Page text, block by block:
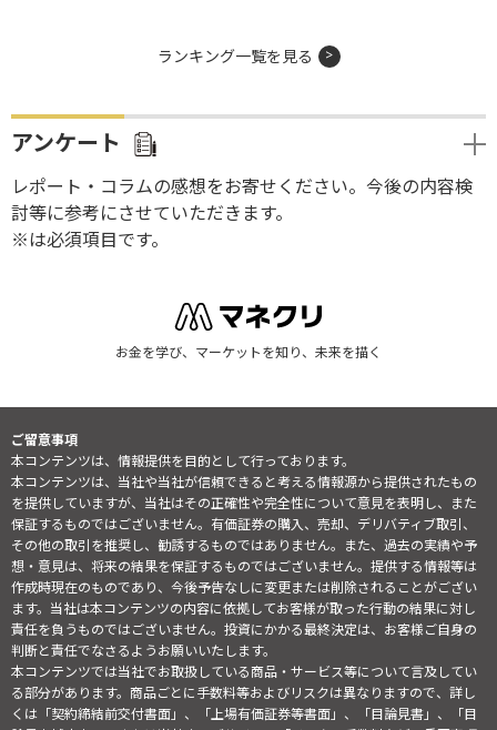
ランキング一覧を見る
アンケート
レポート・コラムの感想をお寄せください。今後の内容検
討等に参考にさせていただきます。
※は必須項目です。
お金を学び、マーケットを知り、未来を描く
ご留意事項
本コンテンツは、情報提供を目的として行っております。
本コンテンツは、当社や当社が信頼できると考える情報源から提供されたもの
を提供していますが、当社はその正確性や完全性について意見を表明し、また
保証するものではございません。有価証券の購入、売却、デリバティブ取引、
その他の取引を推奨し、勧誘するものではありません。また、過去の実績や予
想・意見は、将来の結果を保証するものではございません。提供する情報等は
作成時現在のものであり、今後予告なしに変更または削除されることがござい
ます。当社は本コンテンツの内容に依拠してお客様が取った行動の結果に対し
責任を負うものではございません。投資にかかる最終決定は、お客様ご自身の
判断と責任でなさるようお願いいたします。
本コンテンツでは当社でお取扱している商品・サービス等について言及してい
る部分があります。商品ごとに手数料等およびリスクは異なりますので、詳し
くは「契約締結前交付書面」、「上場有価証券等書面」、「目論見書」、「目